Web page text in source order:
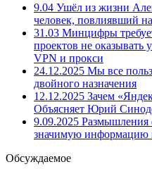
9.04 Ушёл из жизни
человек, повлиявший
31.03 Минцифры
проектов не оказывать
VPN и прокси
24.12.2025 Мы все
двойного назначения
12.12.2025 Зачем
Объясняет Юрий
9.09.2025 Размышления
значимую информацию
Обсуждаемое